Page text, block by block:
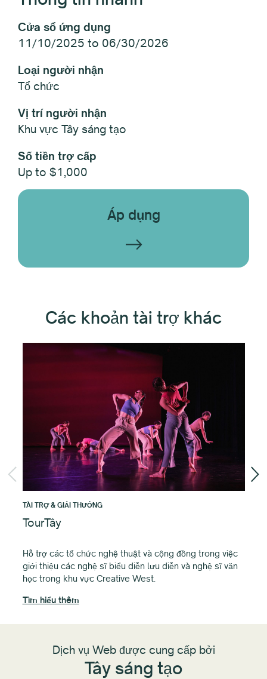
Cửa sổ ứng dụng
11/10/2025 to 06/30/2026
Loại người nhận
Tổ chức
Vị trí người nhận
Khu vực Tây sáng tạo
Số tiền trợ cấp
Up to $1,000
Áp dụng
Các khoản tài trợ khác
TÀI TRỢ & GIẢI THƯỞNG
TourTây
Hỗ trợ các tổ chức nghệ thuật và cộng đồng trong việc
giới thiệu các nghệ sĩ biểu diễn lưu diễn và nghệ sĩ văn
học trong khu vực Creative West.
Tìm hiểu thêm
Dịch vụ Web được cung cấp bởi
Tây sáng tạo